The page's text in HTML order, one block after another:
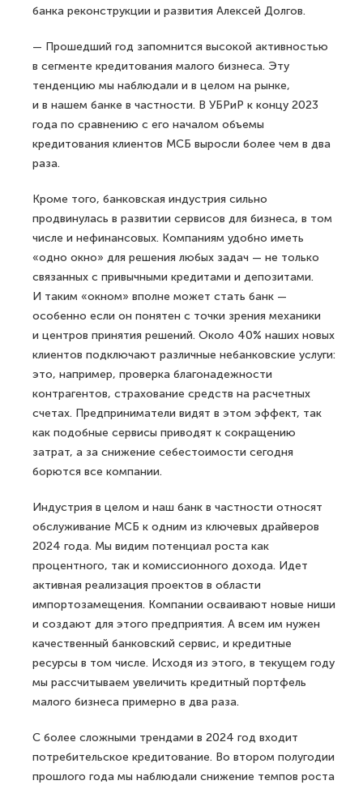
банка реконструкции и развития Алексей Долгов.
— Прошедший год запомнится высокой активностью
в сегменте кредитования малого бизнеса. Эту
тенденцию мы наблюдали и в целом на рынке,
и в нашем банке в частности. В УБРиР к концу 2023
года по сравнению с его началом объемы
кредитования клиентов МСБ выросли более чем в два
раза.
Кроме того, банковская индустрия сильно
продвинулась в развитии сервисов для бизнеса, в том
числе и нефинансовых. Компаниям удобно иметь
«одно окно» для решения любых задач — не только
связанных с привычными кредитами и депозитами.
И таким «окном» вполне может стать банк —
особенно если он понятен с точки зрения механики
и центров принятия решений. Около 40% наших новых
клиентов подключают различные небанковские услуги:
это, например, проверка благонадежности
контрагентов, страхование средств на расчетных
счетах. Предприниматели видят в этом эффект, так
как подобные сервисы приводят к сокращению
затрат, а за снижение себестоимости сегодня
борются все компании.
Индустрия в целом и наш банк в частности относят
обслуживание МСБ к одним из ключевых драйверов
2024 года. Мы видим потенциал роста как
процентного, так и комиссионного дохода. Идет
активная реализация проектов в области
импортозамещения. Компании осваивают новые ниши
и создают для этого предприятия. А всем им нужен
качественный банковский сервис, и кредитные
ресурсы в том числе. Исходя из этого, в текущем году
мы рассчитываем увеличить кредитный портфель
малого бизнеса примерно в два раза.
С более сложными трендами в 2024 год входит
потребительское кредитование. Во втором полугодии
прошлого года мы наблюдали снижение темпов роста